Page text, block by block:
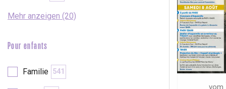
Mehr anzeigen (20)
Pour enfants
Familie 541
vom